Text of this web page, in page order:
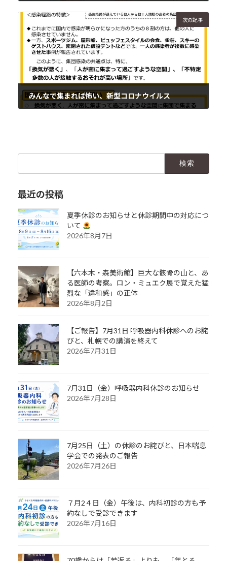
次の記事
みんなで集まれば怖い、新型コロナウイルス
最近の投稿
夏季休診のお知らせと休診期間中の対応につ
いて
2026年8月7日
【六本木・森美術館】巨大な骸骨の山と、あ
る医師の考察。ロン・ミュエク展で覚えた猛
烈な「違和感」の正体
2026年8月2日
【ご報告】7月31日 呼吸器内科休診へのお詫
びと、札幌での講演を終えて
2026年7月31日
7月31日（金）呼吸器内科休診のお知らせ
2026年7月28日
7月25日（土）の休診のお詫びと、日本喘息
学会での発表のご報告
2026年7月26日
７月2４日（金）午後は、内科初診の方も予
約なしで受診できます
2026年7月16日